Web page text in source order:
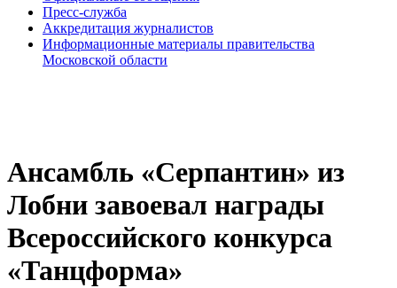
Пресс-служба
Аккредитация журналистов
Информационные материалы правительства
Московской области
Ансамбль «Серпантин» из
Лобни завоевал награды
Всероссийского конкурса
«Танцформа»